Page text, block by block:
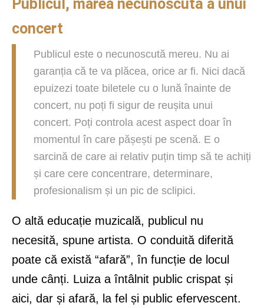
Publicul, marea necunoscută a unui
concert
Publicul este o necunoscută mereu. Nu ai
garanția că te va plăcea, orice ar fi. Nici dacă
epuizezi toate biletele cu o lună înainte de
concert, nu poți fi sigur de reușita unui
concert. Poți controla acest aspect doar în
momentul în care pășești pe scenă. E o
sarcină de care ai relativ puțin timp să te achiți
și care cere concentrare, determinare,
profesionalism și un pic de sclipici.
O altă educație muzicală, publicul nu
necesită, spune artista. O conduită diferită
poate că există “afară”, în funcție de locul
unde cânți. Luiza a întâlnit public crispat și
aici, dar și afară, la fel și public efervescent.